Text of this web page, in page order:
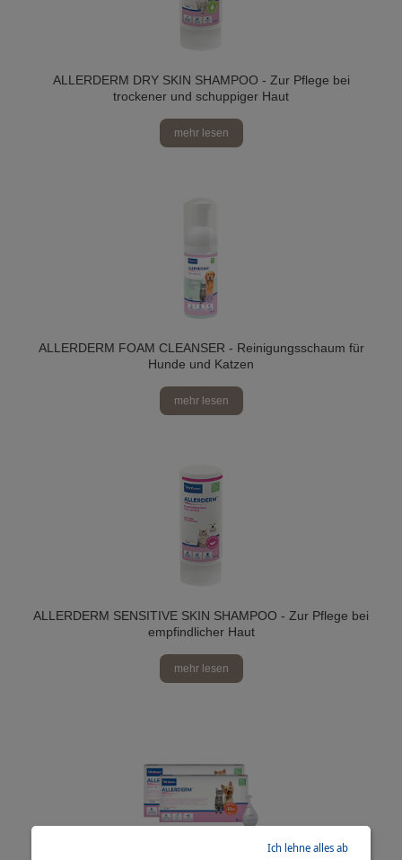
ALLERDERM DRY SKIN SHAMPOO - Zur Pflege bei
trockener und schuppiger Haut
mehr lesen
ALLERDERM FOAM CLEANSER - Reinigungsschaum für
Hunde und Katzen
mehr lesen
ALLERDERM SENSITIVE SKIN SHAMPOO - Zur Pflege bei
empfindlicher Haut
mehr lesen
Ich lehne alles ab